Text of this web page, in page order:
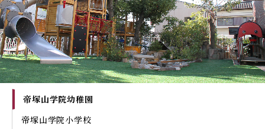
採用情報
ご支援のお願い
交通アクセス
お問い合わせ
帝塚山学院幼稚園
帝塚山学院小学校